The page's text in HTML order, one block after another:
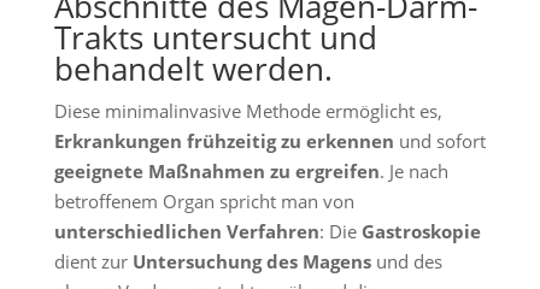
Trakts untersucht und
behandelt werden.
Diese minimalinvasive Methode ermöglicht es,
Erkrankungen frühzeitig zu erkennen und sofort
geeignete Maßnahmen zu ergreifen. Je nach
betroffenem Organ spricht man von
unterschiedlichen Verfahren: Die Gastroskopie
dient zur Untersuchung des Magensund des